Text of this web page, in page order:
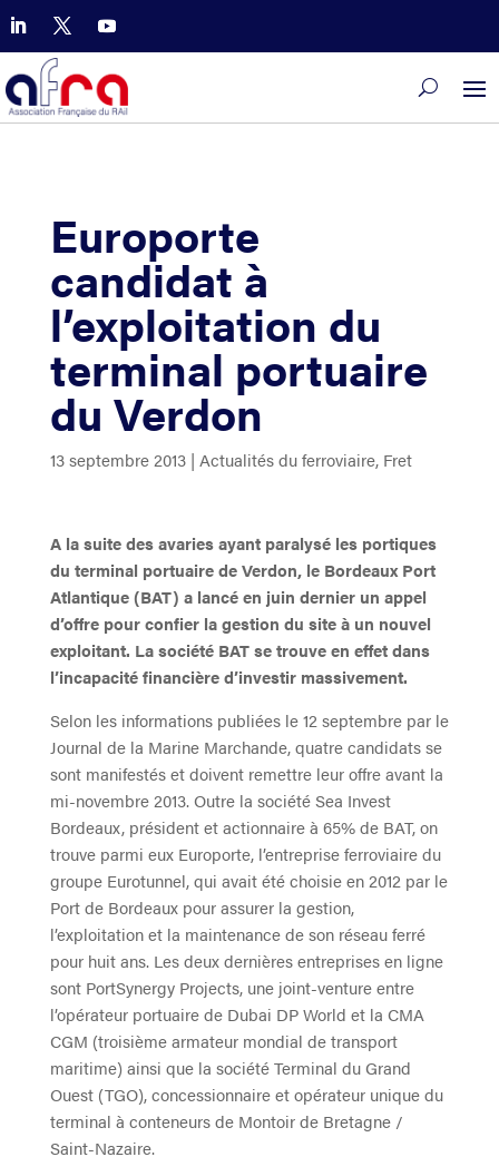
Europorte
candidat à
l’exploitation du
terminal portuaire
du Verdon
13 septembre 2013| Actualités du ferroviaire, Fret
A la suite des avaries ayant paralysé les portiques
du terminal portuaire de Verdon, le Bordeaux Port
Atlantique (BAT) a lancé en juin dernier un appel
d’offre pour confier la gestion du site à un nouvel
exploitant. La société BAT se trouve en effet dans
l’incapacité financière d’investir massivement.
Selon les informations publiées le 12 septembre par le
Journal de la Marine Marchande, quatre candidats se
sont manifestés et doivent remettre leur offre avant la
mi-novembre 2013. Outre la société Sea Invest
Bordeaux, président et actionnaire à 65% de BAT, on
trouve parmi eux Euro­porte, l’entreprise ferroviaire du
groupe Eurotunnel, qui avait été choisie en 2012 par le
Port de Bordeaux pour assurer la gestion,
l’exploitation et la maintenance de son réseau ferré
pour huit ans. Les deux dernières entreprises en ligne
sont Port­Synergy Projects, une joint-venture entre
l’opérateur portuaire de Dubai DP World et la CMA
CGM (troisième armateur mondial de transport
maritime) ainsi que la société Terminal du Grand
Ouest (TGO), concessionnaire et opérateur unique du
terminal à conteneurs de Montoir de Bretagne /
Saint-Nazaire.